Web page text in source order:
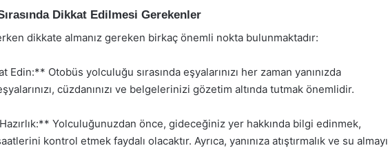
Dikkat Edilmesi Gerekenler
dikkate almanız gereken birkaç önemli nokta bulunmaktadır:
Edin:** Otobüs yolculuğu sırasında eşyalarınızı her zaman yanınızda
cüzdanınızı ve belgelerinizi gözetim altında tutmak önemlidir.
Yolculuğunuzdan önce, gideceğiniz yer hakkında bilgi edinmek,
kontrol etmek faydalı olacaktır. Ayrıca, yanınıza atıştırmalık ve su almayı